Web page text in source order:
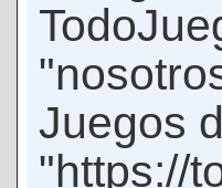
Juegos
"https://